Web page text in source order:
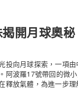
開月球奧秘
投向月球探索，一項
阿波羅17號帶回的微
釋放氣體，為進一步